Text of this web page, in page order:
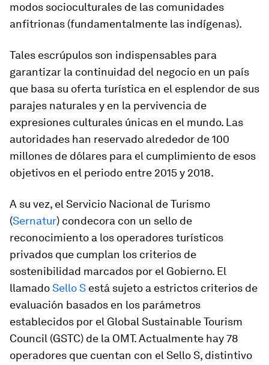
modos socioculturales de las comunidades
anfitrionas (fundamentalmente las indígenas).
Tales escrúpulos son indispensables para
garantizar la continuidad del negocio en un país
que basa su oferta turística en el esplendor de sus
parajes naturales y en la pervivencia de
expresiones culturales únicas en el mundo. Las
autoridades han reservado alrededor de 100
millones de dólares para el cumplimiento de esos
objetivos en el periodo entre 2015 y 2018.
A su vez, el Servicio Nacional de Turismo
(Sernatur) condecora con un sello de
reconocimiento a los operadores turísticos
privados que cumplan los criterios de
sostenibilidad marcados por el Gobierno. El
llamadoSello S está sujeto a estrictos criterios de
evaluación basados en los parámetros
establecidos por el Global Sustainable Tourism
Council (GSTC) de la OMT. Actualmente hay 78
operadores que cuentan con el Sello S, distintivo